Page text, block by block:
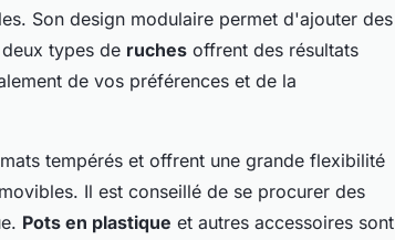
Son design modulaire permet d'ajouter des
types de ruches offrent des résultats
de vos préférences et de la
tempérés et offrent une grande flexibilité
Il est conseillé de se procurer des
Pots en plastique et autres accessoires sont